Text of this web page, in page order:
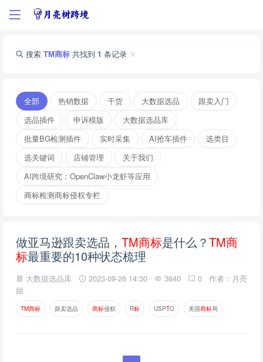
搜索 TM商标 共找到 1 条记录
全部 热销数据 干货 大数据选品
跟卖入门
选品插件
申诉模版
大数据选品库
批量BG检测插件
实时采集 AI抢车插件
选类目
选关键词
店铺管理
关于我们
AI跨境研究：OpenClaw小龙虾等应用
商标检测商标侵权专栏
做亚马逊跟卖选品， TM商标是什么？TM商
标最重要的10种状态梳理
大数据选品库 2023-09-26 14:30 3640 0
作者：月亮
姐
TM商标 跟卖选品 商标侵权 R标 USPTO 美国商标局